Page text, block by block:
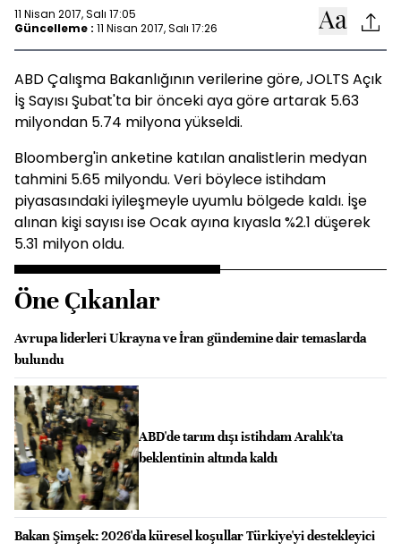
11 Nisan 2017, Salı 17:05
Güncelleme : 11 Nisan 2017, Salı 17:26
ABD Çalışma Bakanlığının verilerine göre, JOLTS Açık
İş Sayısı Şubat'ta bir önceki aya göre artarak 5.63
milyondan 5.74 milyona yükseldi.
Bloomberg'in anketine katılan analistlerin medyan
tahmini 5.65 milyondu. Veri böylece istihdam
piyasasındaki iyileşmeyle uyumlu bölgede kaldı. İşe
alınan kişi sayısı ise Ocak ayına kıyasla %2.1 düşerek
5.31 milyon oldu.
Öne Çıkanlar
Avrupa liderleri Ukrayna ve İran gündemine dair temaslarda
bulundu
ABD'de tarım dışı istihdam Aralık'ta
beklentinin altında kaldı
Bakan Şimşek: 2026'da küresel koşullar Türkiye'yi destekleyici